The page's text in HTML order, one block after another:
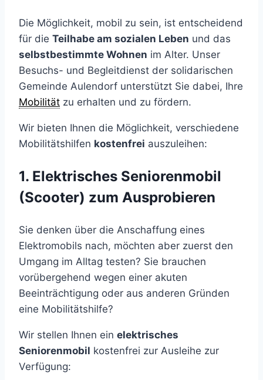
Die Möglichkeit, mobil zu sein, ist entscheidend
für die Teilhabe am sozialen Leben und das
selbstbestimmte Wohnen im Alter. Unser
Besuchs- und Begleitdienst der solidarischen
Gemeinde Aulendorf unterstützt Sie dabei, Ihre
Mobilität zu erhalten und zu fördern.
Wir bieten Ihnen die Möglichkeit, verschiedene
Mobilitätshilfen kostenfrei auszuleihen:
1. Elektrisches Seniorenmobil
(Scooter) zum Ausprobieren
Sie denken über die Anschaffung eines
Elektromobils nach, möchten aber zuerst den
Umgang im Alltag testen? Sie brauchen
vorübergehend wegen einer akuten
Beeinträchtigung oder aus anderen Gründen
eine Mobilitätshilfe?
Wir stellen Ihnen ein elektrisches
Seniorenmobil kostenfrei zur Ausleihe zur
Verfügung: